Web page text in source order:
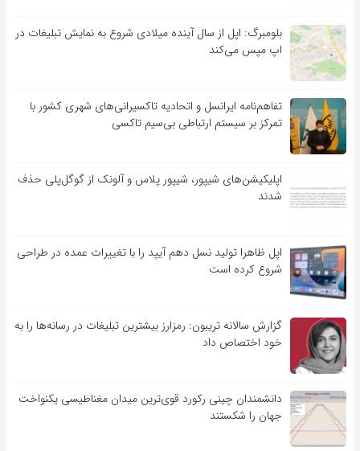
بلومبرگ: اپل از سال آینده میلادی شروع به نمایش تبلیغات در
اپ مپس می‌کند
تفاهم‌نامه‌ ایرانسل و اتحادیه تاکسیرانی‌های شهری کشور با
تمرکز بر سیستم ارتباطی بی‌سیم تاکسی
اپلیکیشن‌های شیپور، شیپور پلاس و آلونک از گوگل‌پلی حذف
شدند
اپل ظاهرا تولید نسل دهم آیپد را با تغییرات عمده در طراحی
شروع کرده است
گزارش سالانه تریبون: رمزارز بیشترین تبلیغات در رسانه‌ها را به
خود اختصاص داد
دانشمندان چینی رکورد قوی‌ترین میدان مغناطیسی یکنواخت
جهان را شکستند